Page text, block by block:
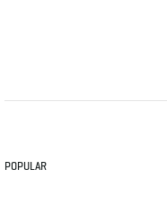
POPULAR